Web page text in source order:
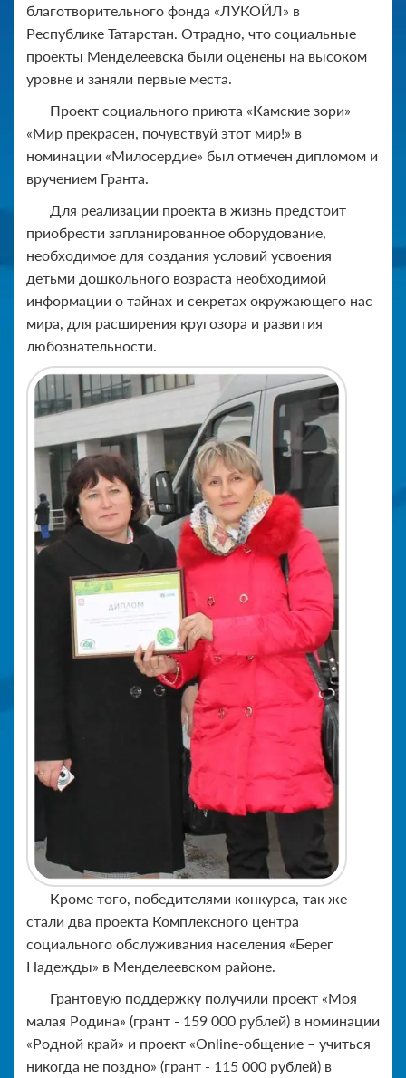
благотворительного фонда «ЛУКОЙЛ» в
Республике Татарстан. Отрадно, что социальные
проекты Менделеевска были оценены на высоком
уровне и заняли первые места.
Проект социального приюта «Камские зори»
«Мир прекрасен, почувствуй этот мир!» в
номинации «Милосердие» был отмечен дипломом и
вручением Гранта.
Для реализации проекта в жизнь предстоит
приобрести запланированное оборудование,
необходимое для создания условий усвоения
детьми дошкольного возраста необходимой
информации о тайнах и секретах окружающего нас
мира, для расширения кругозора и развития
любознательности.
Кроме того, победителями конкурса, так же
стали два проекта Комплексного центра
социального обслуживания населения «Берег
Надежды» в Менделеевском районе.
Грантовую поддержку получили проект «Моя
малая Родина» (грант - 159 000 рублей) в номинации
«Родной край» и проект «Online-общение – учиться
никогда не поздно» (грант - 115 000 рублей) в